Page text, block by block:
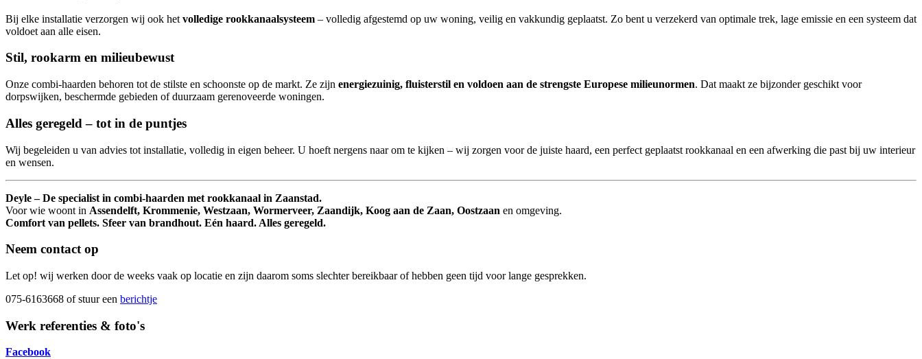
Bij elke installatie verzorgen wij ook het volledige rookkanaalsysteem – volledig afgestemd op uw woning, veilig en vakkundig geplaatst. Zo bent u verzekerd van optimale trek, lage emissie en een systeem dat
voldoet aan alle eisen.
Stil, rookarm en milieubewust
Onze combi-haarden behoren tot de stilste en schoonste op de markt. Ze zijn energiezuinig, fluisterstil en voldoen aan de strengste Europese milieunormen. Dat maakt ze bijzonder geschikt voor
dorpswijken, beschermde gebieden of duurzaam gerenoveerde woningen.
Alles geregeld – tot in de puntjes
Wij begeleiden u van advies tot installatie, volledig in eigen beheer. U hoeft nergens naar om te kijken – wij zorgen voor de juiste haard, een perfect geplaatst rookkanaal en een afwerking die past bij uw interieur
en wensen.
Deyle – De specialist in combi-haarden met rookkanaal in Zaanstad.
Voor wie woont in Assendelft, Krommenie, Westzaan, Wormerveer, Zaandijk, Koog aan de Zaan, Oostzaan en omgeving.
Comfort van pellets. Sfeer van brandhout. Eén haard. Alles geregeld.
Neem contact op
Let op! wij werken door de weeks vaak op locatie en zijn daarom soms slechter bereikbaar of hebben geen tijd voor lange gesprekken.
075-6163668 of stuur een berichtje
Werk referenties & foto's
Facebook